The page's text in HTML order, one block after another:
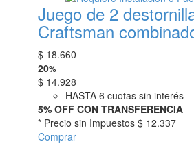
Juego de 2
Craftsman
$ 18.660
20%
$ 14.928
HASTA 6 cuotas sin interés
5% OFF CON TRANSFERENCIA
* Precio sin Impuestos $ 12.337
Comprar